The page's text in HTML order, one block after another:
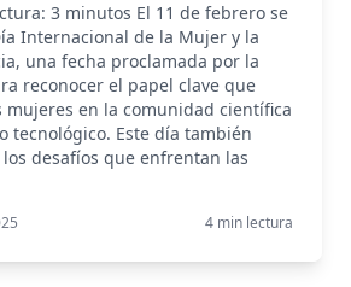
3 minutos El 11 de febrero se
Internacional de la Mujer y la
una fecha proclamada por la
reconocer el papel clave que
mujeres en la comunidad científica
tecnológico. Este día también
desafíos que enfrentan las
4 min lectura